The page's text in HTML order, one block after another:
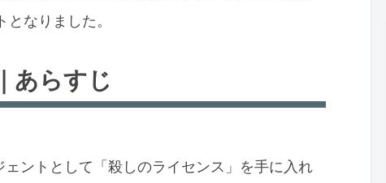
なりました。
あらすじ
ントとして「殺しのライセンス」を手に入れ